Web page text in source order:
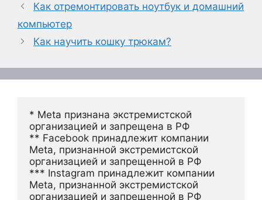
Как отремонтировать ноутбук и домашний
компьютер
Как научить кошку трюкам?
* Meta признана экстремистской
организацией и запрещена в РФ
** Facebook принадлежит компании
Meta, признанной экстремистской
организацией и запрещенной в РФ
*** Instagram принадлежит компании
Meta, признанной экстремистской
организацией и запрещенной в РФ